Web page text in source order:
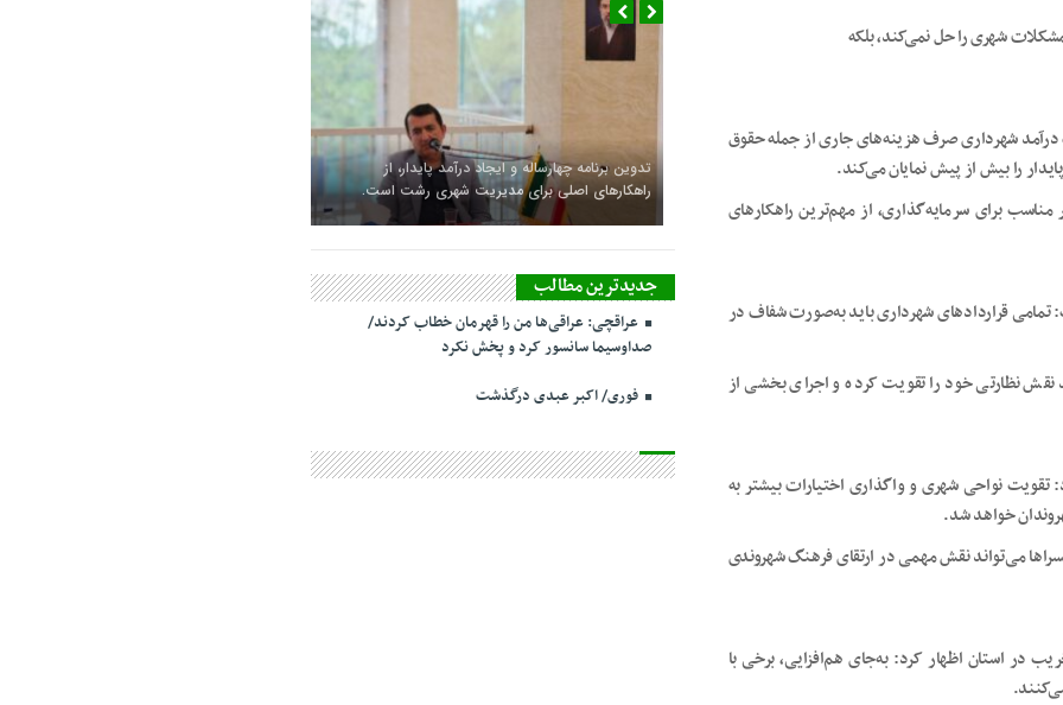
شهری را حل نمی‌کند، بلکه
شهرداری صرف هزینه‌های جاری از جمله حقوق
را بیش از پیش نمایان می‌کند.
برای سرمایه‌گذاری، از مهم‌ترین راهکارهای
قراردادهای شهرداری باید به‌صورت شفاف در
نظارتی خود را تقویت کرده و اجرای بخشی از
تقویت نواحی شهری و واگذاری اختیارات بیشتر به
خواهد شد.
می‌تواند نقش مهمی در ارتقای فرهنگ شهروندی
در استان اظهار کرد: به‌جای هم‌افزایی، برخی با
تدوین برنامه چهارساله و ایجاد درآمد پایدار، از
راهکارهای اصلی برای مدیریت شهری رشت است.
جدیدترین مطالب
عراقچی: عراقی‌ها من را قهرمان خطاب کردند/
صداوسیما سانسور کرد و پخش نکرد
فوری/ اکبر عبدی درگذشت